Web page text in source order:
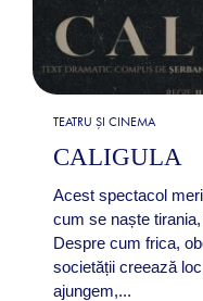
TEATRU ȘI CINEMA
CALIGULA
Acest spectacol
cum se naște
Despre cum frica,
societății creează
ajungem,...